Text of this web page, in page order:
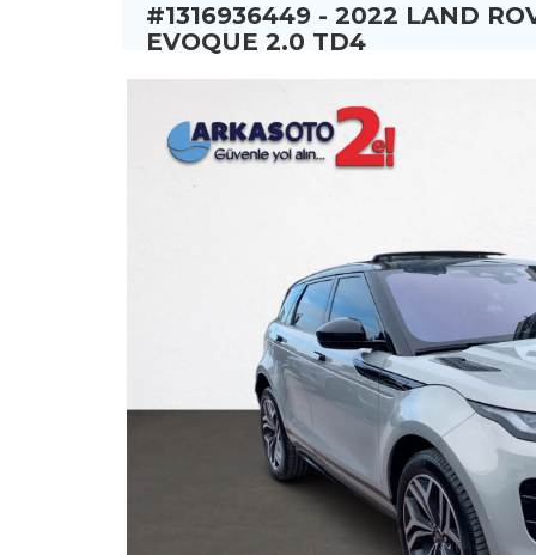
#1316936449 - 2022 LAND
EVOQUE 2.0 TD4